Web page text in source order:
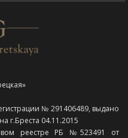
№ 291406489, выдано
г.Бреста 04.11.2015
реестре РБ №523491 от